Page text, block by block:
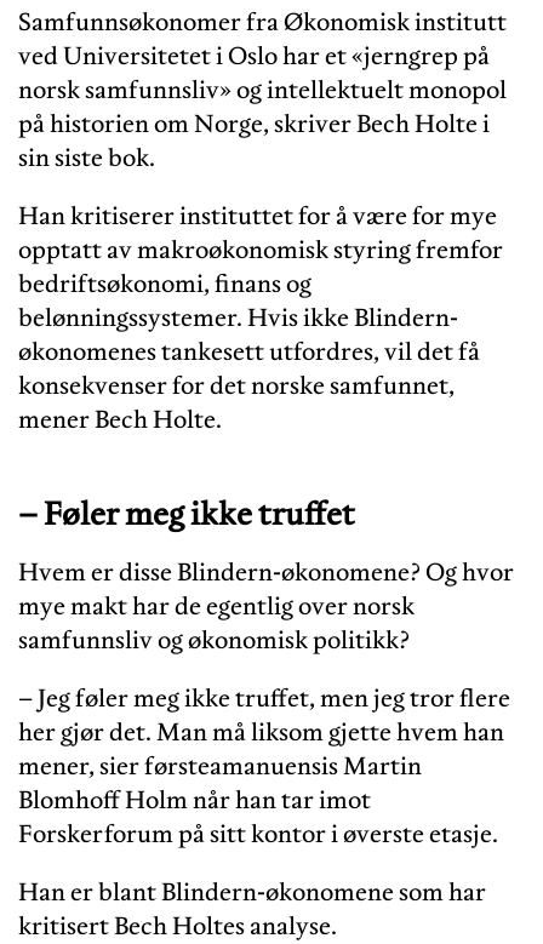
Samfunnsøkonomer fra Økonomisk institutt
ved Universitetet i Oslo har et «jerngrep på
norsk samfunnsliv» og intellektuelt monopol
på historien om Norge, skriver Bech Holte i
sin siste bok.
Han kritiserer instituttet for å være for mye
opptatt av makroøkonomisk styring fremfor
bedriftsøkonomi, finans og
belønningssystemer. Hvis ikke Blindern-
økonomenes tankesett utfordres, vil det få
konsekvenser for det norske samfunnet,
mener Bech Holte.
– Føler meg ikke truffet
Hvem er disse Blindern-økonomene? Og hvor
mye makt har de egentlig over norsk
samfunnsliv og økonomisk politikk?
– Jeg føler meg ikke truffet, men jeg tror flere
her gjør det. Man må liksom gjette hvem han
mener, sier førsteamanuensis Martin
Blomhoff Holm når han tar imot
Forskerforum på sitt kontor i øverste etasje.
Han er blant Blindern-økonomene som har
kritisert Bech Holtes analyse.